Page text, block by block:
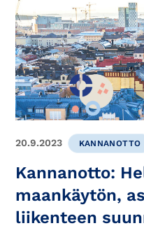
20.9.2023 KANNANOTTO
Kannanotto:
maankäytön,
liikenteen